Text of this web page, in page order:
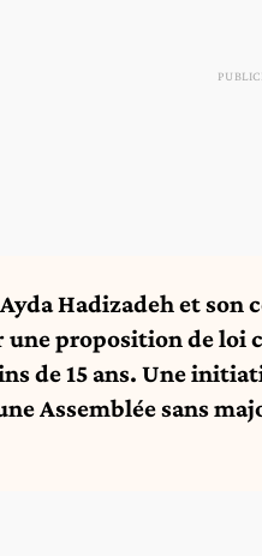
Hadizadeh et
une proposition de
de 15 ans. Une
Assemblée sans